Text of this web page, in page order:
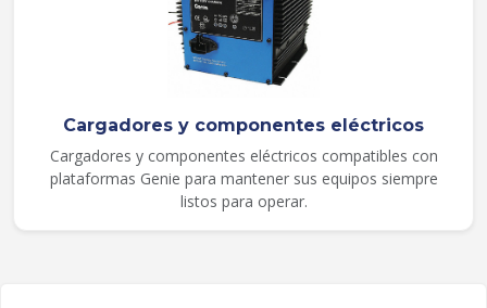
Cargadores y componentes eléctricos
Cargadores y componentes eléctricos compatibles con
plataformas Genie para mantener sus equipos siempre
listos para operar.